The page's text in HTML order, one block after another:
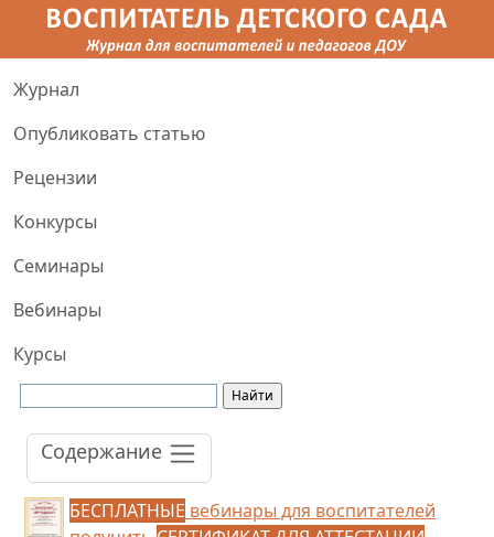
Журнал
Опубликовать статью
Рецензии
Конкурсы
Семинары
Вебинары
Курсы
Содержание
БЕСПЛАТНЫЕ вебинары для воспитателей